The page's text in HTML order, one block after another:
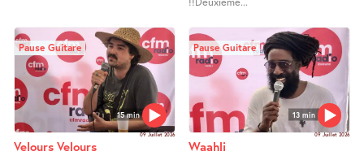
15 min
Pause Guitare
09 Juillet 2026
Velours Velours
13 min
Pause Guitare
09 Juillet 2026
Waahli